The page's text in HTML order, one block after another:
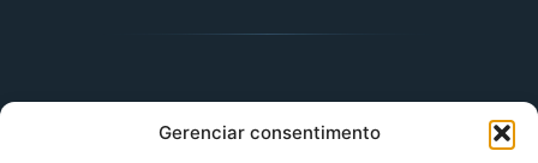
Gerenciar consentimento